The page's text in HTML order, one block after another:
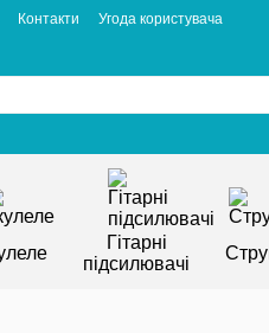
Контакти
Угода користувача
Гітарні
підсилювачі